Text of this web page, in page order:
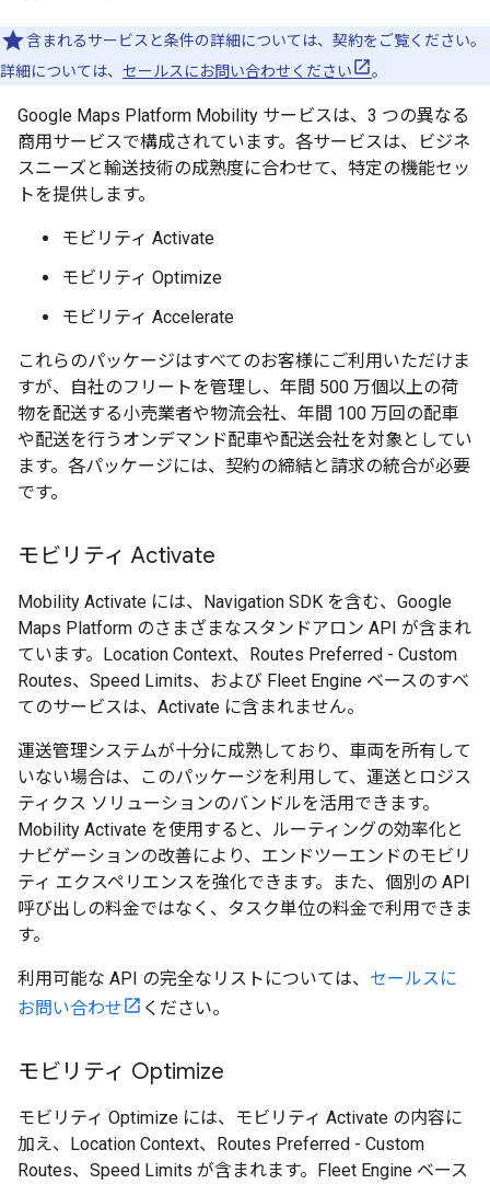
含まれるサービスと条件の詳細については、契約をご覧ください。
詳細については、 セールスにお問い合わせください 。
Google Maps Platform Mobility サービスは、3 つの異なる
商用サービスで構成されています。各サービスは、ビジネ
スニーズと輸送技術の成熟度に合わせて、特定の機能セッ
トを提供します。
モビリティ Activate
モビリティ Optimize
モビリティ Accelerate
これらのパッケージはすべてのお客様にご利用いただけま
すが、自社のフリートを管理し、年間 500 万個以上の荷
物を配送する小売業者や物流会社、年間 100 万回の配車
や配送を行うオンデマンド配車や配送会社を対象としてい
ます。各パッケージには、契約の締結と請求の統合が必要
です。
モビリティ Activate
Mobility Activate には、Navigation SDK を含む、Google
Maps Platform のさまざまなスタンドアロン API が含まれ
ています。Location Context、Routes Preferred - Custom
Routes、Speed Limits、および Fleet Engine ベースのすべ
てのサービスは、Activate に含まれません。
運送管理システムが十分に成熟しており、車両を所有して
いない場合は、このパッケージを利用して、運送とロジス
ティクス ソリューションのバンドルを活用できます。
Mobility Activate を使用すると、ルーティングの効率化と
ナビゲーションの改善により、エンドツーエンドのモビリ
ティ エクスペリエンスを強化できます。また、個別の API
呼び出しの料金ではなく、タスク単位の料金で利用できま
す。
利用可能な API の完全なリストについては、 セールスに
お問い合わせ
ください。
モビリティ Optimize
モビリティ Optimize には、モビリティ Activate の内容に
加え、Location Context、Routes Preferred - Custom
Routes、Speed Limits が含まれます。Fleet Engine ベース